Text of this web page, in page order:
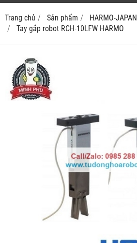
Trang chủ Sản phẩm
HARMO-JAPAN
Tay gắp robot RCH-10LFW HARMO